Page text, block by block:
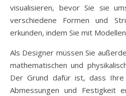
visualisieren, bevor Sie sie
verschiedene Formen und
erkunden, indem Sie mit
Als Designer müssen Sie
mathematischen und
Der Grund dafür ist, dass
Abmessungen und Festigkeit